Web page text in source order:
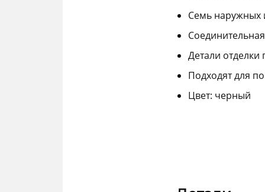
Семь наружных
Детали отделки
Подходят для
Цвет: черный